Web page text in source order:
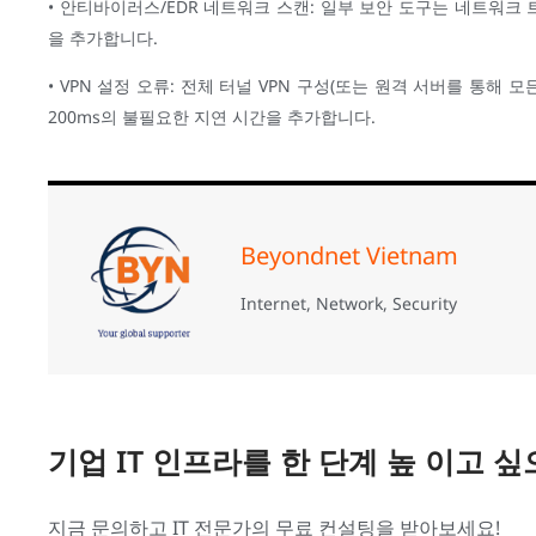
• 안티바이러스/EDR 네트워크 스캔: 일부 보안 도구는 네트워
을 추가합니다.
• VPN 설정 오류: 전체 터널 VPN 구성(또는 원격 서버를 통해
200ms의 불필요한 지연 시간을 추가합니다.
Beyondnet Vietnam
Internet, Network, Security
기업 IT 인프라를 한 단계 높 이고 싶
지금 문의하고 IT 전문가의 무료 컨설팅을 받아보세요!